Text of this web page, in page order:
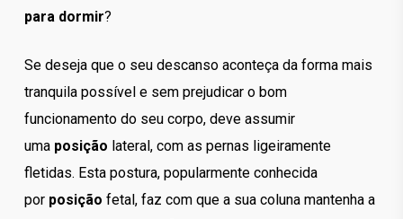
para dormir?
Se deseja que o seu descanso aconteça da forma mais
tranquila possível e sem prejudicar o bom
funcionamento do seu corpo, deve assumir
uma posição lateral, com as pernas ligeiramente
fletidas. Esta postura, popularmente conhecida
por posição fetal, faz com que a sua coluna mantenha a